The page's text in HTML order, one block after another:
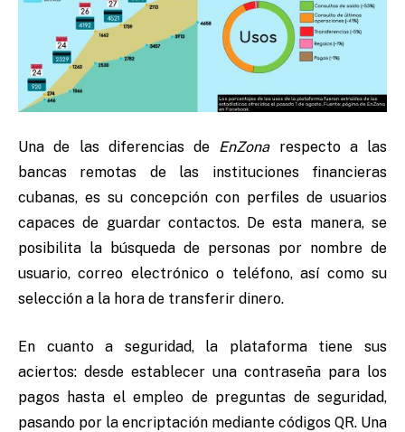
Una de las diferencias de EnZona respecto a las
bancas remotas de las instituciones financieras
cubanas, es su concepción con perfiles de usuarios
capaces de guardar contactos. De esta manera, se
posibilita la búsqueda de personas por nombre de
usuario, correo electrónico o teléfono, así como su
selección a la hora de transferir dinero.
En cuanto a seguridad, la plataformatiene sus
aciertos: desde establecer una contraseña para los
pagos hasta el empleo de preguntas de seguridad,
pasando por la encriptación mediante códigos QR. Una